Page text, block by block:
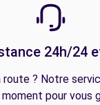
24h/24
route ? Notre
pour vous